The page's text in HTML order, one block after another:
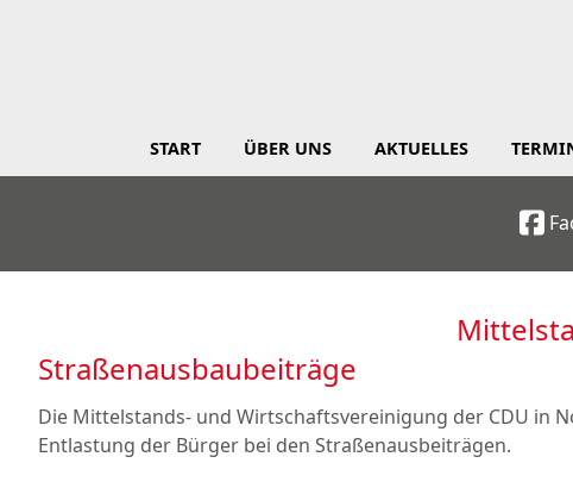
START ÜBER UNS AKTUELLES
Straßenausbaubeiträge
Die Mittelstands- und Wirtschaftsvereinigung der CDU in
Entlastung der Bürger bei den Straßenausbeiträgen.